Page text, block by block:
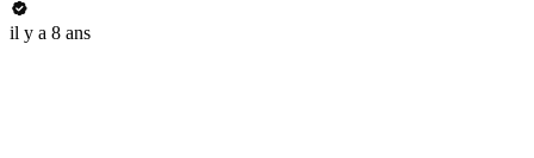
il y a 8 ans